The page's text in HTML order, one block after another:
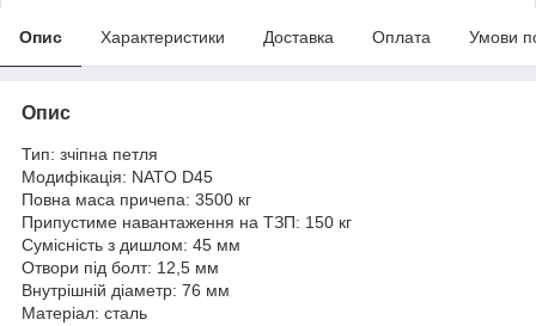
Опис Характеристики Доставка Оплата Умови
Опис
Тип: зчіпна петля
Модифікація: NATO D45
Повна маса причепа: 3500 кг
Припустиме навантаження на ТЗП: 150 кг
Сумісність з дишлом: 45 мм
Отвори під болт: 12,5 мм
Внутрішній діаметр: 76 мм
Матеріал: сталь